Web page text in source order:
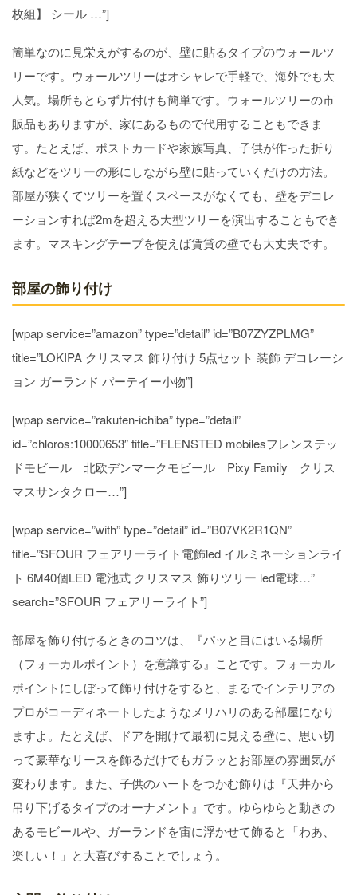
枚組】 シール …”]
簡単なのに見栄えがするのが、壁に貼るタイプのウォールツ
リーです。ウォールツリーはオシャレで手軽で、海外でも大
人気。場所もとらず片付けも簡単です。ウォールツリーの市
販品もありますが、家にあるもので代用することもできま
す。たとえば、ポストカードや家族写真、子供が作った折り
紙などをツリーの形にしながら壁に貼っていくだけの方法。
部屋が狭くてツリーを置くスペースがなくても、壁をデコレ
ーションすれば2mを超える大型ツリーを演出することもでき
ます。マスキングテープを使えば賃貸の壁でも大丈夫です。
部屋の飾り付け
[wpap service=”amazon” type=”detail” id=”B07ZYZPLMG”
title=”LOKIPA クリスマス 飾り付け 5点セット 装飾 デコレーシ
ョン ガーランド パーテイー小物”]
[wpap service=”rakuten-ichiba” type=”detail”
id=”chloros:10000653″ title=”FLENSTED mobilesフレンステッ
ドモビール 北欧デンマークモビール Pixy Family クリス
マスサンタクロー…”]
[wpap service=”with” type=”detail” id=”B07VK2R1QN”
title=”SFOUR フェアリーライト電飾led イルミネーションライ
ト 6M40個LED 電池式 クリスマス 飾りツリー led電球…”
search=”SFOUR フェアリーライト”]
部屋を飾り付けるときのコツは、『パッと目にはいる場所
（フォーカルポイント）を意識する』ことです。フォーカル
ポイントにしぼって飾り付けをすると、まるでインテリアの
プロがコーディネートしたようなメリハリのある部屋になり
ますよ。たとえば、ドアを開けて最初に見える壁に、思い切
って豪華なリースを飾るだけでもガラッとお部屋の雰囲気が
変わります。また、子供のハートをつかむ飾りは『天井から
吊り下げるタイプのオーナメント』です。ゆらゆらと動きの
あるモビールや、ガーランドを宙に浮かせて飾ると「わあ、
楽しい！」と大喜びすることでしょう。